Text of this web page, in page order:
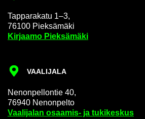
Tap­pa­ra­ka­tu 1–3,
76100 Piek­sä­mä­ki
Kir­jaa­mo Piek­sä­mä­ki
VAA­LI­JA­LA
Ne­non­pel­lon­tie 40,
76940 Ne­non­pel­to
Vaa­li­ja­lan osaamis-​ ja tu­ki­kes­kus